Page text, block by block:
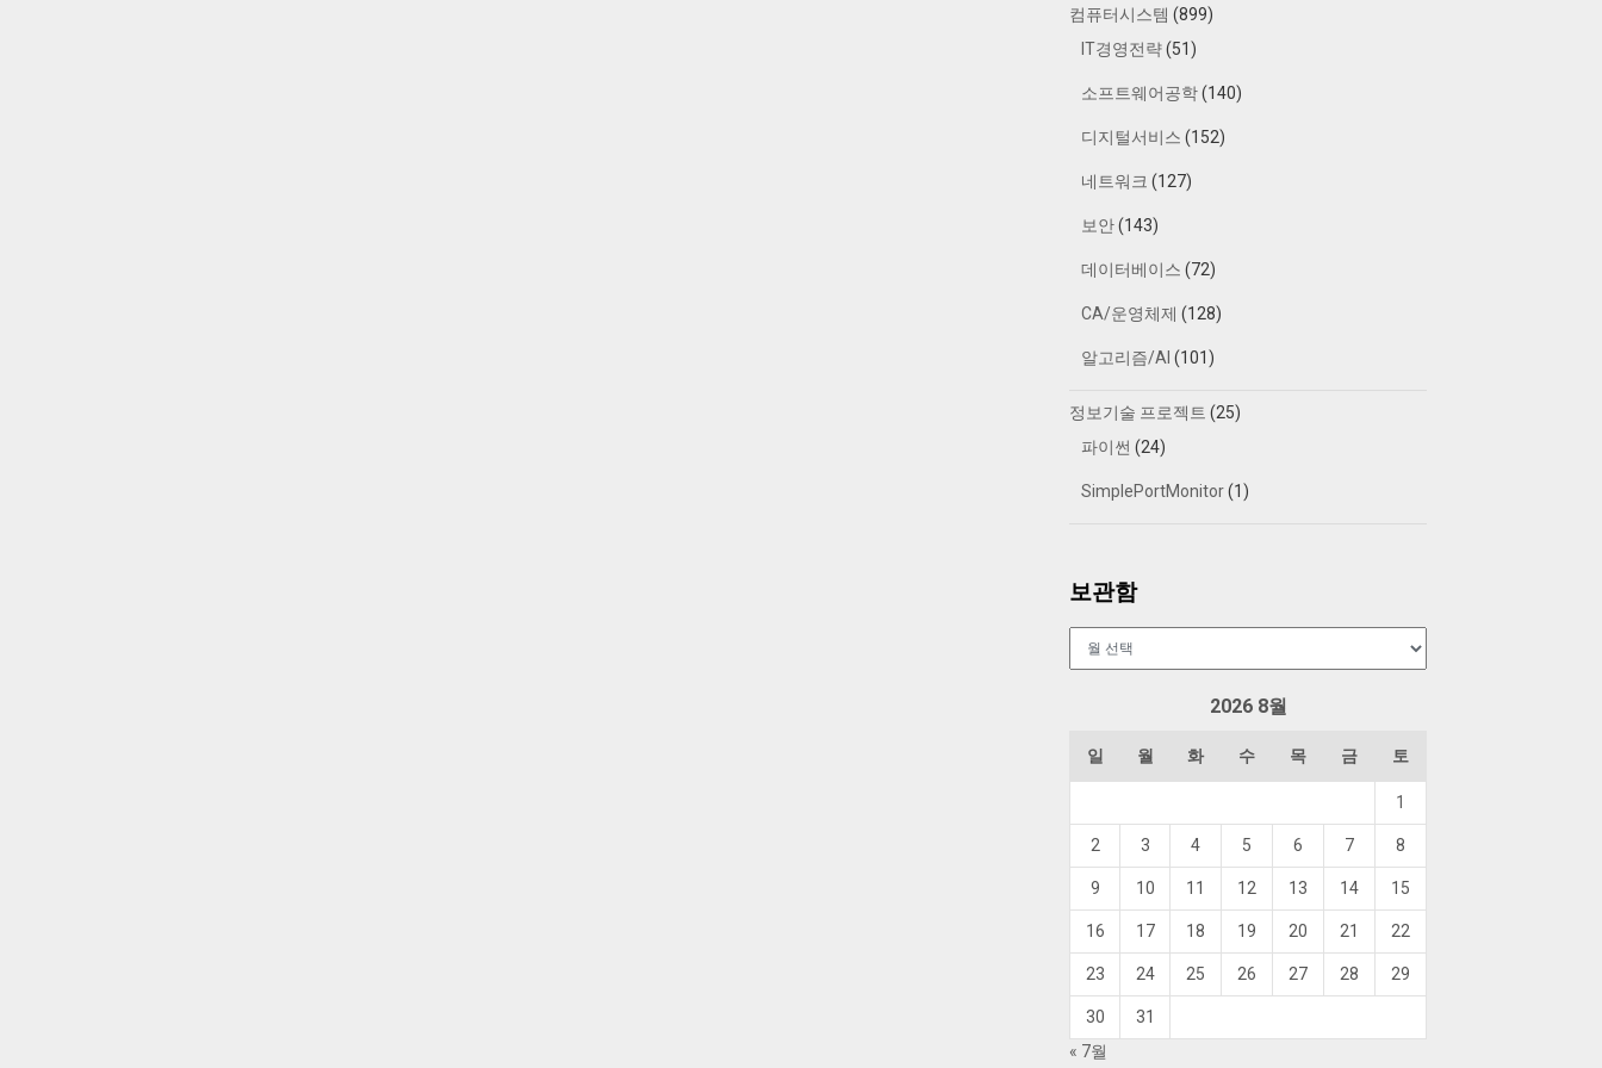
컴퓨터시스템 (899)
IT경영전략(51)
소프트웨어공학(140)
디지털서비스 (152)
네트워크 (127)
보안(143)
데이터베이스 (72)
CA/운영체제 (128)
알고리즘/AI (101)
정보기술 프로젝트 (25)
파이썬 (24)
SimplePortMonitor(1)
보관함
2026 8월
일 월 화 수 목 금 토
1
2 3 4 5 6 7 8
9 10 11 12 13 14 15
16 17 18 19 20 21 22
23 24 25 26 27 28 29
30
31
« 7월